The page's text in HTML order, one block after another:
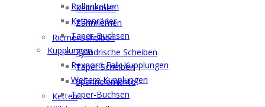
Keilriemen
Zahnriemen
Riemenscheiben
Zylindrische Scheiben
Taper Scheiben
Spannelemente
Ketten
Rollenketten
Kettenräder
Taper-Buchsen
Kupplungen
Rexnord-Falk Kupplungen
Weitere Kupplungen
Taper-Buchsen